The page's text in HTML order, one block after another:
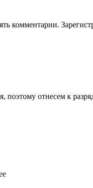
комментарии.
поэтому отнесем к